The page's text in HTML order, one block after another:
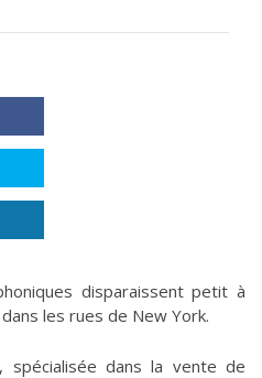
disparaissent petit à
les rues de New York.
, spécialisée dans la vente de